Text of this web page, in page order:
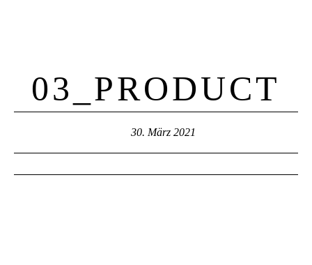
03_PRODUCT
30. März 2021